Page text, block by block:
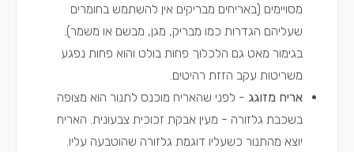
מסויימים (באריחים מבריקים אין להשתמש בחומרים
שעליהם הגדרות כמו מבריק, מגן, מבשם או משמר).
בגימור מאט גם הלכלוך פחות בולט והוא פחות נפגע
משריטות עקב הזזת רהיטים.
אריח מזוגג - לפני שהאריח מוכנס לתנור הוא מצופה
בשכבת גלזורה - מעין אבקת זכוכית צבעונית. האריח
יוצא מהתנור כשעליו דוגמת גלזורה שהוטבעה עליו.